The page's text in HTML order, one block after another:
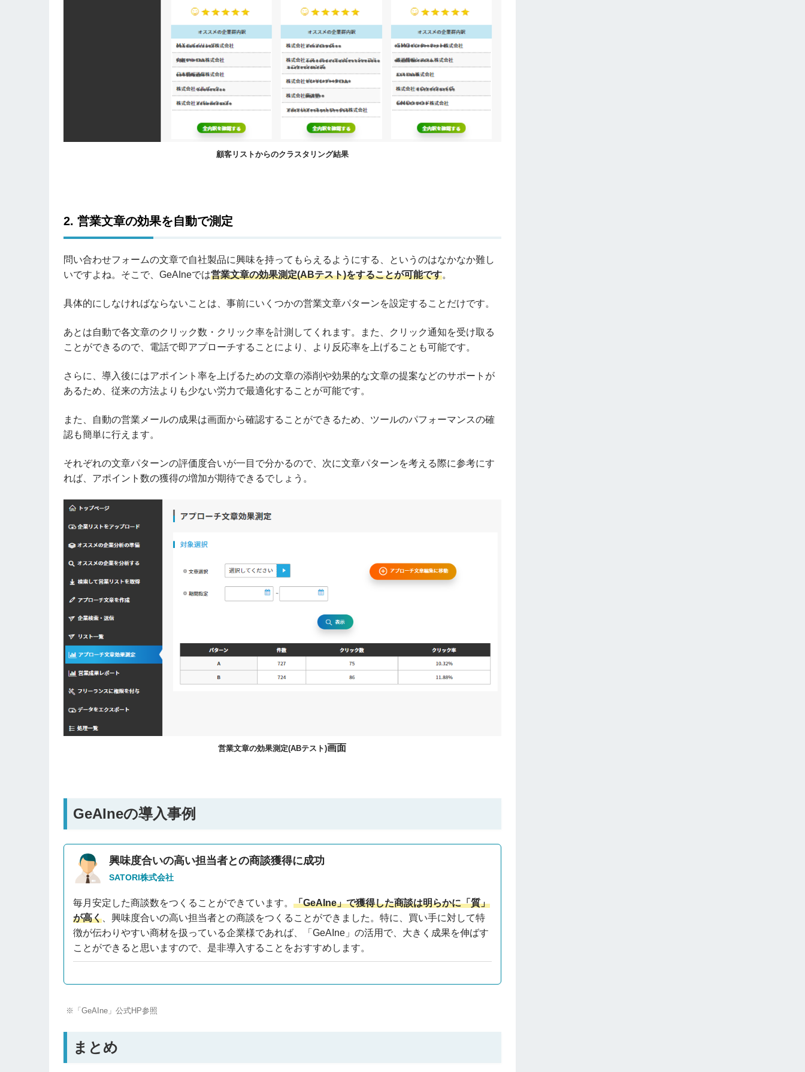
顧客リストからのクラスタリング結果
2. 営業文章の効果を自動で測定
問い合わせフォームの文章で自社製品に興味を持ってもらえるようにする、というのはなかなか難し
いですよね。そこで、GeAIneでは営業文章の効果測定(ABテスト)をすることが可能です。
具体的にしなければならないことは、事前にいくつかの営業文章パターンを設定することだけです。
あとは自動で各文章のクリック数・クリック率を計測してくれます。また、クリック通知を受け取る
ことができるので、電話で即アプローチすることにより、より反応率を上げることも可能です。
さらに、導入後にはアポイント率を上げるための文章の添削や効果的な文章の提案などのサポートが
あるため、従来の方法よりも少ない労力で最適化することが可能です。
また、自動の営業メールの成果は画面から確認することができるため、ツールのパフォーマンスの確
認も簡単に行えます。
それぞれの文章パターンの評価度合いが一目で分かるので、次に文章パターンを考える際に参考にす
れば、アポイント数の獲得の増加が期待できるでしょう。
営業文章の効果測定(ABテスト)画面
GeAIneの導入事例
興味度合いの高い担当者との商談獲得に成功
SATORI株式会社
毎月安定した商談数をつくることができています。 「GeAIne」で獲得した商談は明らかに「質」
が高く、興味度合いの高い担当者との商談をつくることができました。特に、買い手に対して特
徴が伝わりやすい商材を扱っている企業様であれば、「GeAIne」の活用で、大きく成果を伸ばす
ことができると思いますので、是非導入することをおすすめします。
※「GeAIne」公式HP参照
まとめ